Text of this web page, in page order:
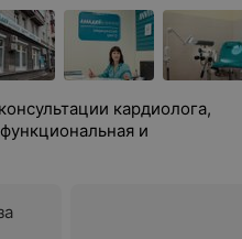
кардиолога,
и